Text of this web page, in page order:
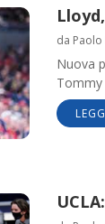
da
Nuova
Tommy